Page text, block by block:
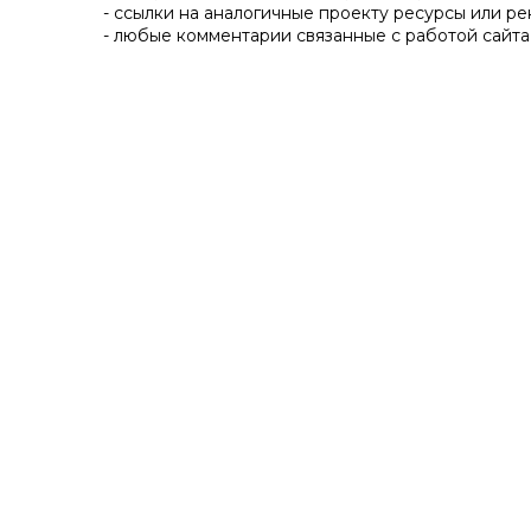
- ссылки на аналогичные проекту ресурсы или
- любые комментарии связанные с работой сайта